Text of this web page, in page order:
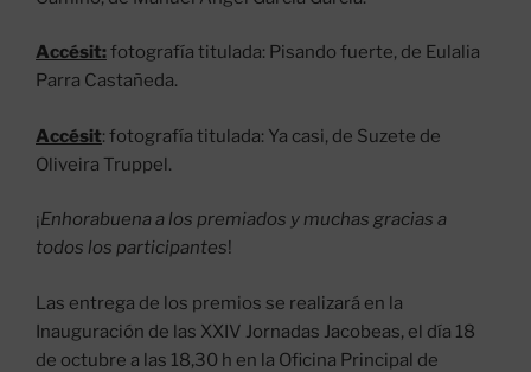
Accésit: fotografía titulada: Pisando fuerte, de Eulalia
Parra Castañeda.
Accésit: fotografía titulada: Ya casi, de Suzete de
Oliveira Truppel.
¡Enhorabuena a los premiados y muchas gracias a
todos los participantes!
Las entrega de los premios se realizará en la
Inauguración de las XXIV Jornadas Jacobeas, el día 18
de octubre a las 18,30 h en la Oficina Principal de